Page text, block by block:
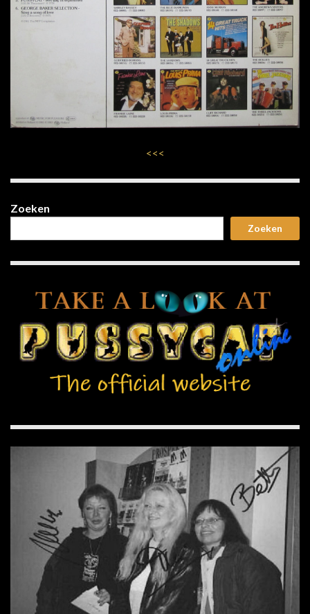
<<<
Zoeken
Zoeken